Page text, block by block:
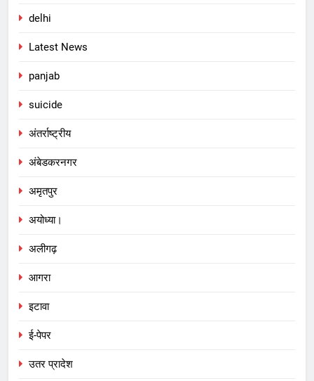
delhi
Latest News
panjab
suicide
अंतर्राष्ट्रीय
अंबेडकरनगर
अमृतपुर
अयोध्या।
अलीगढ़
आगरा
इटावा
ई-पेपर
उतर प्रादेश